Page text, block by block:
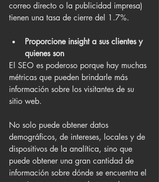
correo directo o la publicidad impresa)
tienen una tasa de cierre del 1.7%.
Proporcione insight a sus clientes y
quienes son
El SEO es poderoso porque hay muchas
métricas que pueden brindarle más
información sobre los visitantes de su
sitio web.
No solo puede obtener datos
demográficos, de intereses, locales y de
dispositivos de la analítica, sino que
puede obtener una gran cantidad de
información sobre dónde se encuentra el